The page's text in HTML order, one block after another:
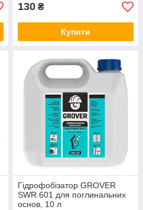
130 ₴
Купити
Гідрофобізатор GROVER
SWR 601 для поглинальних
основ, 10 л